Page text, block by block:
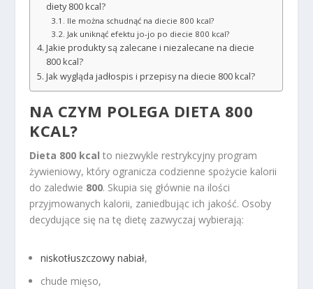
diety 800 kcal?
Ile można schudnąć na diecie 800 kcal?
Jak uniknąć efektu jo-jo po diecie 800 kcal?
Jakie produkty są zalecane i niezalecane na diecie
800 kcal?
Jak wygląda jadłospis i przepisy na diecie 800 kcal?
NA CZYM POLEGA DIETA 800
KCAL?
Dieta 800 kcal to niezwykle restrykcyjny program
żywieniowy, który ogranicza codzienne spożycie kalorii
do zaledwie 800. Skupia się głównie na ilości
przyjmowanych kalorii, zaniedbując ich jakość. Osoby
decydujące się na tę dietę zazwyczaj wybierają:
niskotłuszczowy nabiał,
chude mięso,